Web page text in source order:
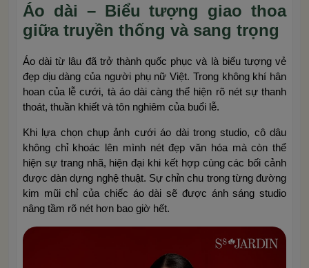
Áo dài – Biểu tượng giao thoa
giữa truyền thống và sang trọng
Áo dài từ lâu đã trở thành quốc phục và là biểu tượng vẻ
đẹp dịu dàng của người phụ nữ Việt. Trong không khí hân
hoan của lễ cưới, tà áo dài càng thể hiện rõ nét sự thanh
thoát, thuần khiết và tôn nghiêm của buổi lễ.
Khi lựa chọn chụp ảnh cưới áo dài trong studio, cô dâu
không chỉ khoác lên mình nét đẹp văn hóa mà còn thể
hiện sự trang nhã, hiện đại khi kết hợp cùng các bối cảnh
được dàn dựng nghệ thuật. Sự chỉn chu trong từng đường
kim mũi chỉ của chiếc áo dài sẽ được ánh sáng studio
nâng tầm rõ nét hơn bao giờ hết.